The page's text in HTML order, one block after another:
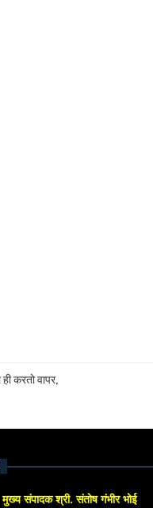
करतो वापर,
मुख्य संपादक श्री. संतोष गंभीर भोई